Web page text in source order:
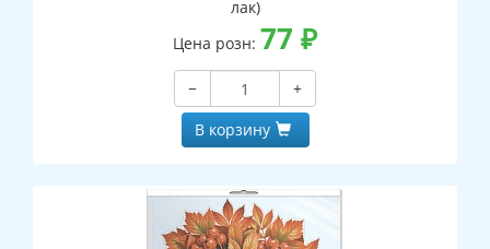
лак)
Цена розн: 77 ₽
−
+
В корзину